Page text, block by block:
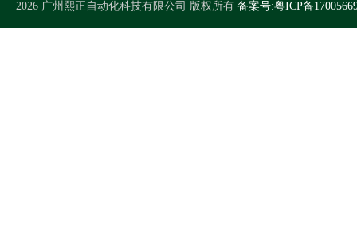
2026 广州熙正自动化科技有限公司 版权所有 备案号:粤ICP备